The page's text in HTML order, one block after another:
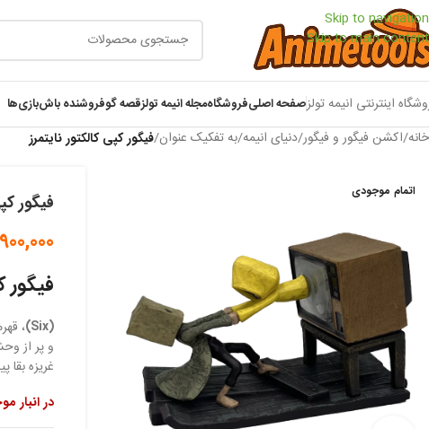
Skip to navigation
Skip to main content
اینترنتی انیمه تولزصفحه اصلیفروشگاهمجله انیمه تولزقصه گوفروشنده باشبازی‌ها
خانه/اکشن فیگور و فیگور/دنیای انیمه/به تفکیک عنوان/فیگور کپی کالکتور نایتمرز
اتمام موجودی فیگور
فیگور
(Six)
و پر از
غریزه
در انبار